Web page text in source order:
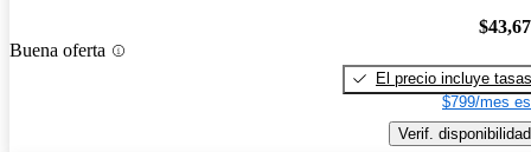
Buena oferta
El precio incluye tasas
$799/mes
Verif. disponibilidad